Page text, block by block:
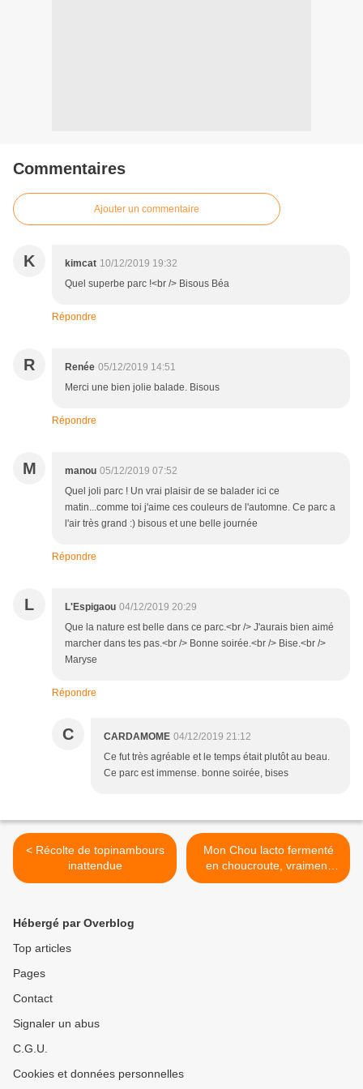
Commentaires
Ajouter un commentaire
K kimcat 10/12/2019 19:32
Quel superbe parc !<br /> Bisous Béa
Répondre
R Renée 05/12/2019 14:51
Merci une bien jolie balade. Bisous
Répondre
M manou 05/12/2019 07:52
Quel joli parc ! Un vrai plaisir de se balader ici ce
matin...comme toi j'aime ces couleurs de l'automne. Ce parc a
l'air très grand :) bisous et une belle journée
Répondre
L L'Espigaou 04/12/2019 20:29
Que la nature est belle dans ce parc.<br /> J'aurais bien aimé
marcher dans tes pas.<br /> Bonne soirée.<br /> Bise.<br />
Maryse
Répondre
C CARDAMOME 04/12/2019 21:12
Ce fut très agréable et le temps était plutôt au beau.
Ce parc est immense. bonne soirée, bises
< Récolte de topinambours
inattendue
Mon Chou lacto fermenté
en choucroute, vraiment
succulent >
Hébergé par Overblog
Top articles
Pages
Contact
Signaler un abus
C.G.U.
Cookies et données personnelles